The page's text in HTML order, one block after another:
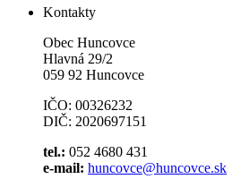
Kontakty
Obec Huncovce
Hlavná 29/2
059 92 Huncovce
IČO: 00326232
DIČ: 2020697151
tel.: 052 4680 431
e-mail: huncovce@huncovce.sk